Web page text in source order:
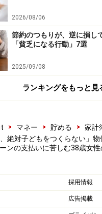
メントは原文のまま記載
介している人物のプロフ
シー保護のため編集部
す。
い。
確性・完全性については十分
を保証するものではなく、こ
当社は一切の責任を負いませ
お知らせ】
ついて、アンケート（
2026/08/06
節約のつもりが、逆に損し
「貧乏になる行動」7選
2025/09/08
ランキングをもっと見
> マネー > 貯める > 家計
、絶対子どもをつくらない」
ーンの支払いに苦しむ38歳女性
採用情報
広告掲載